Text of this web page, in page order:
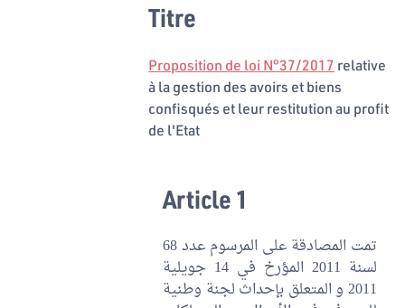
Titre
Proposition de loi N°37/2017 relative
à la gestion des avoirs et biens
confisqués et leur restitution au profit
de l'Etat
Article 1
تمت المصادقة على المرسوم عدد 68
لسنة 2011 المؤرخ في 14 جويلية
2011 و المتعلق بإحداث لجنة وطنية